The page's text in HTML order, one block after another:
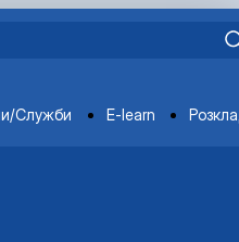
Служби E-learn